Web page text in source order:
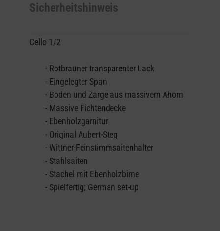
Sicherheitshinweis
Cello 1/2
- Rotbrauner transparenter Lack
- Eingelegter Span
- Boden und Zarge aus massivem Ahorn
- Massive Fichtendecke
- Ebenholzgarnitur
- Original Aubert-Steg
- Wittner-Feinstimmsaitenhalter
- Stahlsaiten
- Stachel mit Ebenholzbirne
- Spielfertig; German set-up